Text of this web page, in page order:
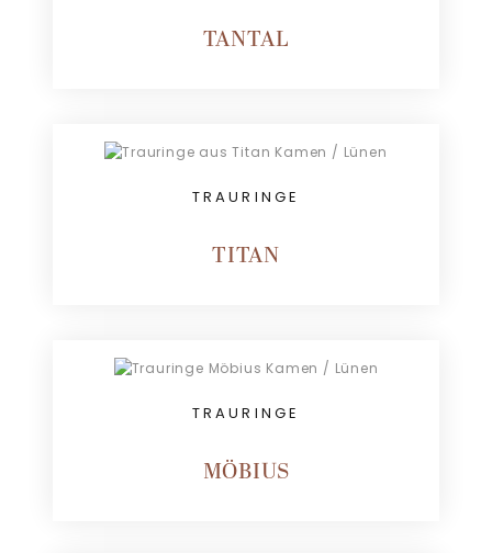
TANTAL
TRAURINGE
TITAN
TRAURINGE
MÖBIUS